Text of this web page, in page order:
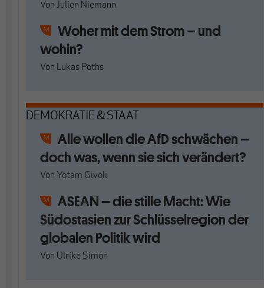
Von Julien Niemann
Woher mit dem Strom – und
wohin?
Von Lukas Poths
DEMOKRATIE & STAAT
Alle wollen die AfD schwächen –
doch was, wenn sie sich verändert?
Von Yotam Givoli
ASEAN – die stille Macht: Wie
Südostasien zur Schlüsselregion der
globalen Politik wird
Von Ulrike Simon